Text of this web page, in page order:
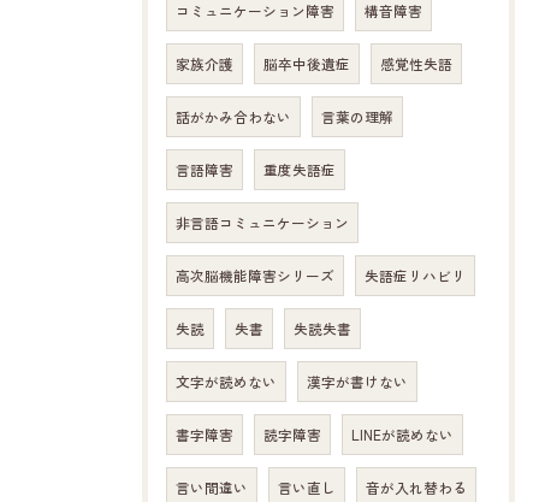
コミュニケーション障害 構音障害
家族介護 脳卒中後遺症 感覚性失語
話がかみ合わない 言葉の理解
言語障害 重度失語症
非言語コミュニケーション
高次脳機能障害シリーズ 失語症リハビリ
失読 失書 失読失書
文字が読めない 漢字が書けない
書字障害 読字障害 LINEが読めない
言い間違い 言い直し 音が入れ替わる